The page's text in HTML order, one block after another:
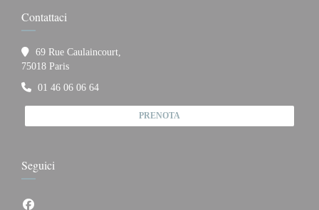
Contattaci
69 Rue Caulaincourt,
75018 Paris((apre una nuova finestra))
01 46 06 06 64
PRENOTA
Seguici